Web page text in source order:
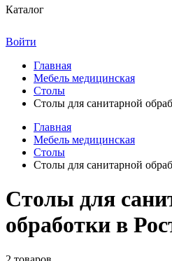
Каталог
Войти
Главная
Мебель медицинская
Столы
Столы для санитарной
Главная
Мебель медицинская
Столы
Столы для санитарной
Столы для
обработки в